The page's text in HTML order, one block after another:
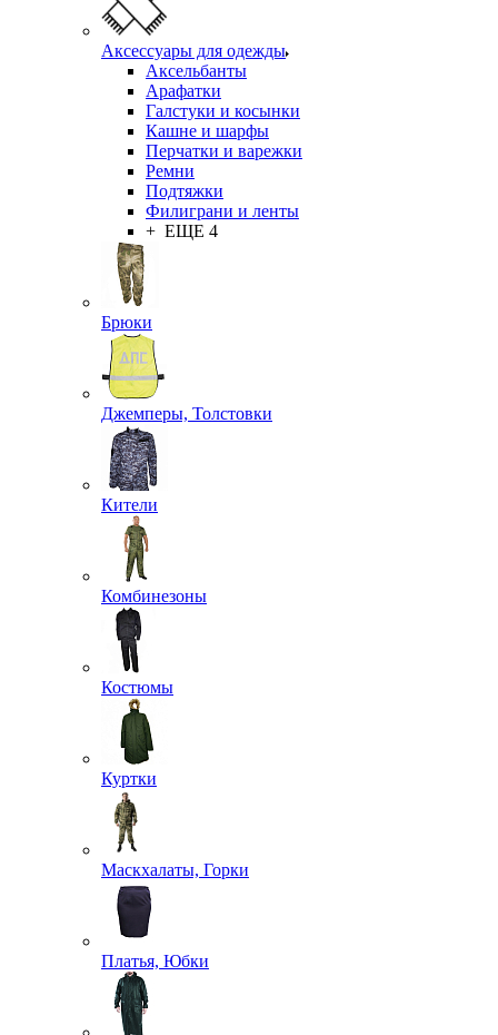
Аксессуары для одежды
Аксельбанты
Арафатки
Галстуки и косынки
Кашне и шарфы
Перчатки и варежки
Ремни
Подтяжки
Филиграни и ленты
+ ЕЩЕ 4
Брюки
Джемперы, Толстовки
Кители
Комбинезоны
Костюмы
Куртки
Маскхалаты, Горки
Платья, Юбки